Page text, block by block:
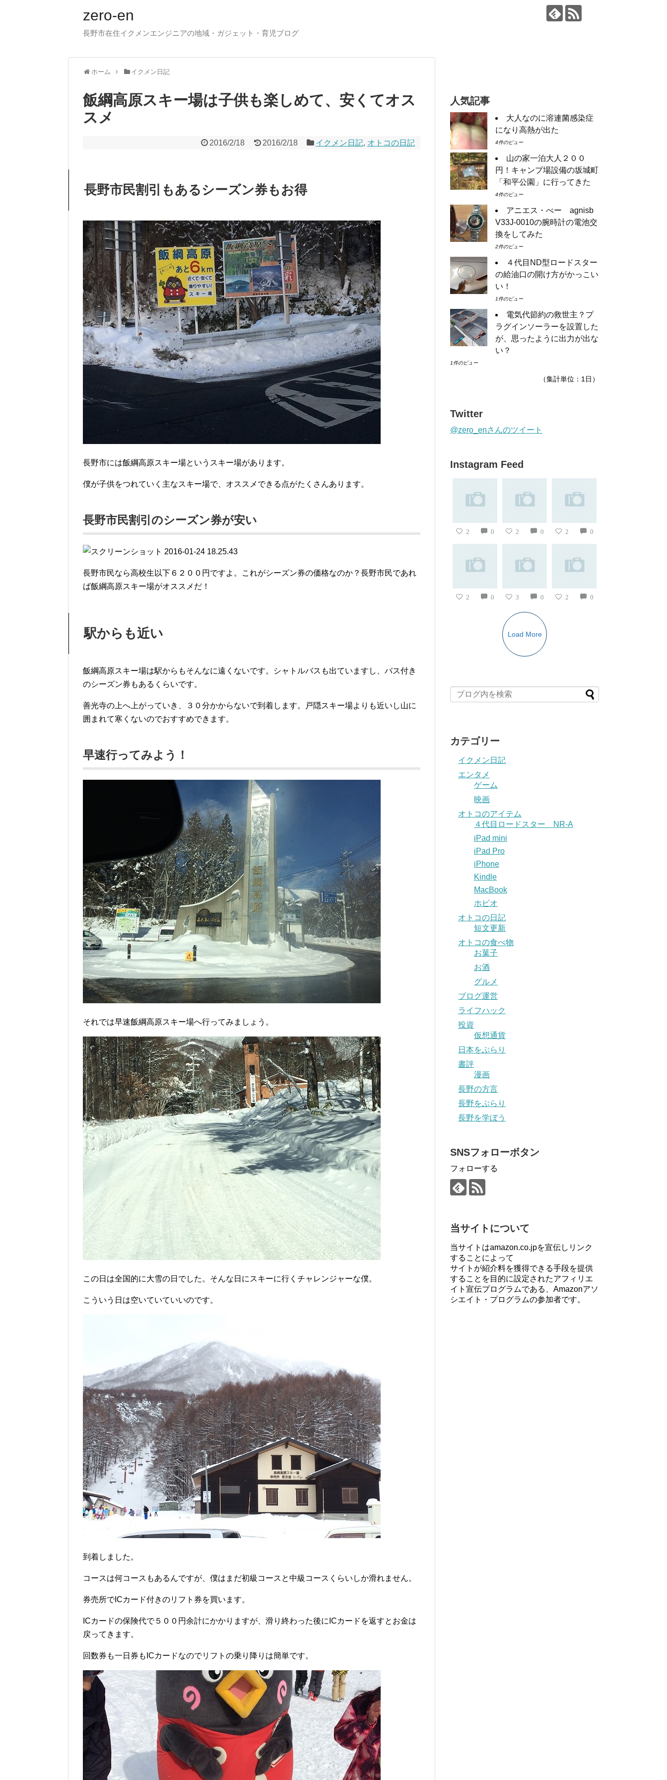
zero-en
長野市在住イクメンエンジニアの地域・ガジェット・育児ブログ
ホーム イクメン日記
飯綱高原スキー場は子供も楽しめて、安くてオス
スメ
2016/2/18 2016/2/18 イクメン日記, オトコの日記
長野市民割引もあるシーズン券もお得
長野市には飯綱高原スキー場というスキー場があります。
僕が子供をつれていく主なスキー場で、オススメできる点がたくさんあります。
長野市民割引のシーズン券が安い
長野市民なら高校生以下６２００円ですよ。これがシーズン券の価格なのか？長野市民であれ
ば飯綱高原スキー場がオススメだ！
駅からも近い
飯綱高原スキー場は駅からもそんなに遠くないです。シャトルバスも出ていますし、バス付き
のシーズン券もあるくらいです。
善光寺の上へ上がっていき、３０分かからないで到着します。戸隠スキー場よりも近いし山に
囲まれて寒くないのでおすすめできます。
早速行ってみよう！
それでは早速飯綱高原スキー場へ行ってみましょう。
この日は全国的に大雪の日でした。そんな日にスキーに行くチャレンジャーな僕。
こういう日は空いていていいのです。
到着しました。
コースは何コースもあるんですが、僕はまだ初級コースと中級コースくらいしか滑れません。
券売所でICカード付きのリフト券を買います。
ICカードの保険代で５００円余計にかかりますが、滑り終わった後にICカードを返すとお金は
戻ってきます。
回数券も一日券もICカードなのでリフトの乗り降りは簡単です。
人気記事
大人なのに溶連菌感染症
になり高熱が出た
4件のビュー
山の家一泊大人２００
円！キャンプ場設備の坂城町
「和平公園」に行ってきた
4件のビュー
アニエス・べー agnisb
V33J-0010の腕時計の電池交
換をしてみた
2件のビュー
４代目ND型ロードスター
の給油口の開け方がかっこい
い！
1件のビュー
電気代節約の救世主？プ
ラグインソーラーを設置した
が、思ったように出力が出な
い？
1件のビュー
（集計単位：1日）
Twitter
@zero_enさんのツイート
Instagram Feed
2 0 2 0 2 0
2 0 3 0 2 0
Load More
カテゴリー
イクメン日記
エンタメ
ゲーム
映画
オトコのアイテム
４代目ロードスター NR-A
iPad mini
iPad Pro
iPhone
Kindle
MacBook
ホビオ
オトコの日記
短文更新
オトコの食べ物
お菓子
お酒
グルメ
ブログ運営
ライフハック
投資
仮想通貨
日本をぶらり
書評
漫画
長野の方言
長野をぶらり
長野を学ぼう
SNSフォローボタン
フォローする
当サイトについて
当サイトはamazon.co.jpを宣伝しリンク
することによって
サイトが紹介料を獲得できる手段を提供
することを目的に設定されたアフィリエ
イト宣伝プログラムである、Amazonアソ
シエイト・プログラムの参加者です。